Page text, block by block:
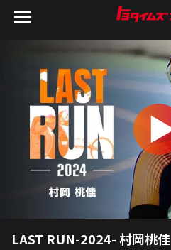
LAST RUN-2024- 村岡桃佳